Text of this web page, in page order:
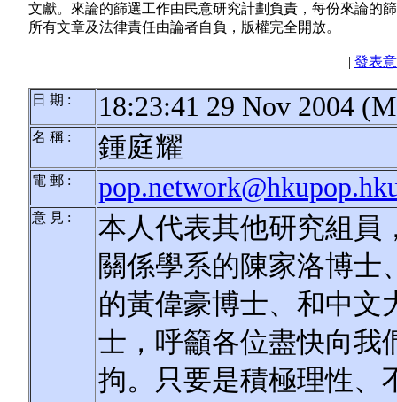
文獻。來論的篩選工作由民意研究計劃負責，每份來論的
所有文章及法律責任由論者自負，版權完全開放。
| 發表
日 期 : 18:23:41 29 Nov 2004
名 稱 : 鍾庭耀
電 郵 :
意 見 :
本人代表其他研究組員
關係學系的陳家洛博士
的黃偉豪博士、和中文
士，呼籲各位盡快向我
拘。只要是積極理性、